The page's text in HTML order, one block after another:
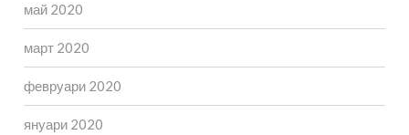
май 2020
март 2020
февруари 2020
януари 2020